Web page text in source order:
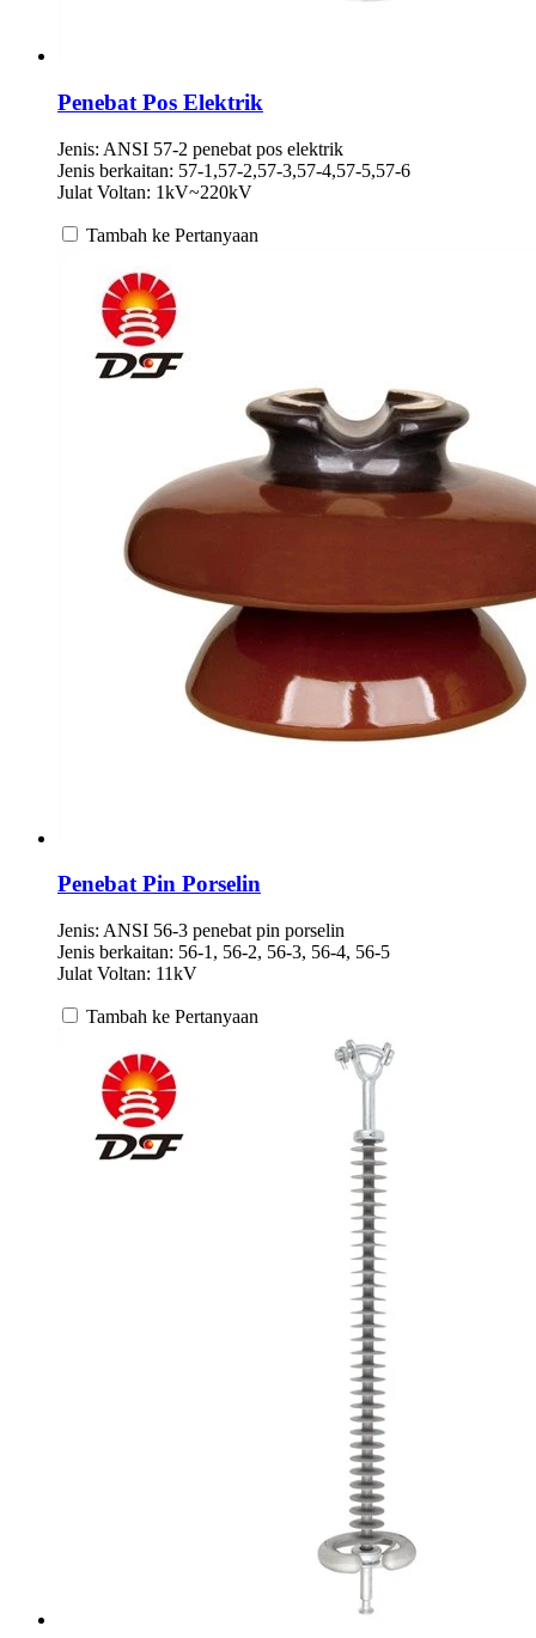
Penebat Pos Elektrik
Jenis: ANSI 57-2 penebat pos elektrik
Jenis berkaitan: 57-1,57-2,57-3,57-4,57-5,57-6
Julat Voltan: 1kV~220kV
Tambah ke Pertanyaan
Penebat Pin Porselin
Jenis: ANSI 56-3 penebat pin porselin
Jenis berkaitan: 56-1, 56-2, 56-3, 56-4, 56-5
Julat Voltan: 11kV
Tambah ke Pertanyaan